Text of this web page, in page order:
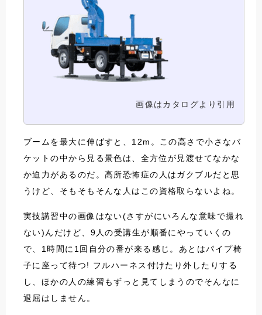
画像はカタログより引用
ブームを最大に伸ばすと、12m。この高さで小さなバ
ケットの中から見る景色は、全方位が見渡せてなかな
か迫力があるのだ。高所恐怖症の人はガクブルだと思
うけど、そもそもそんな人はこの資格取らないよね。
実技講習中の画像はない(さすがにいろんな意味で撮れ
ない)んだけど、9人の受講生が順番にやっていくの
で、1時間に1回自分の番が来る感じ。あとはパイプ椅
子に座って待つ! フルハーネス付けたり外したりする
し、ほかの人の練習もずっと見てしまうのでそんなに
退屈はしません。